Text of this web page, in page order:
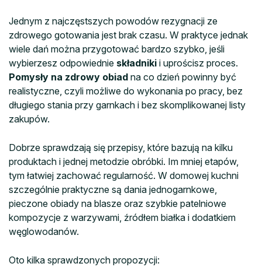
Jednym z najczęstszych powodów rezygnacji ze
zdrowego gotowania jest brak czasu. W praktyce jednak
wiele dań można przygotować bardzo szybko, jeśli
wybierzesz odpowiednie składniki i uprościsz proces.
Pomysły na zdrowy obiad na co dzień powinny być
realistyczne, czyli możliwe do wykonania po pracy, bez
długiego stania przy garnkach i bez skomplikowanej listy
zakupów.
Dobrze sprawdzają się przepisy, które bazują na kilku
produktach i jednej metodzie obróbki. Im mniej etapów,
tym łatwiej zachować regularność. W domowej kuchni
szczególnie praktyczne są dania jednogarnkowe,
pieczone obiady na blasze oraz szybkie patelniowe
kompozycje z warzywami, źródłem białka i dodatkiem
węglowodanów.
Oto kilka sprawdzonych propozycji: